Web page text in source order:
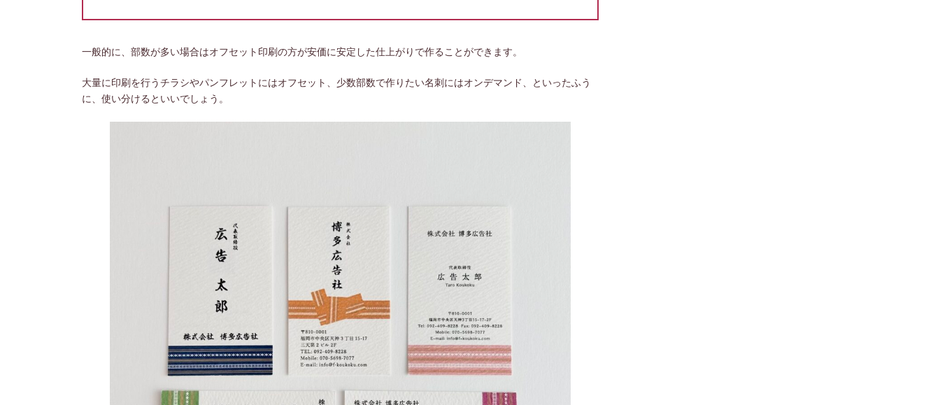
一般的に、部数が多い場合はオフセット印刷の方が安価に安定した仕上がりで作ることができます。
大量に印刷を行うチラシやパンフレットにはオフセット、少数部数で作りたい名刺にはオンデマンド、といったふう
に、使い分けるといいでしょう。